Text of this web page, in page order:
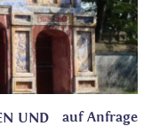
UND
auf Anfrage